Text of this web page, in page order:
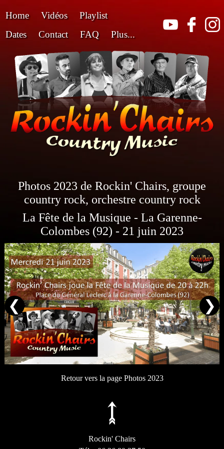
Home Vidéos
Playlist
Dates
Contact FAQ Plus...
Photos 2023 de Rockin' Chairs, groupe
country rock, orchestre country rock
La Fête de la Musique - La Garenne-
Colombes (92) - 21 juin 2023
❮ ❯
Retour vers la page Photos 2023
Rockin' Chairs